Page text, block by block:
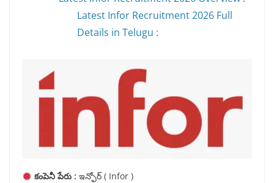
Latest Infor Recruitment 2026 Full
Details in Telugu :
కంపెనీ పేరు : ఇన్ఫోర్ ( Infor )